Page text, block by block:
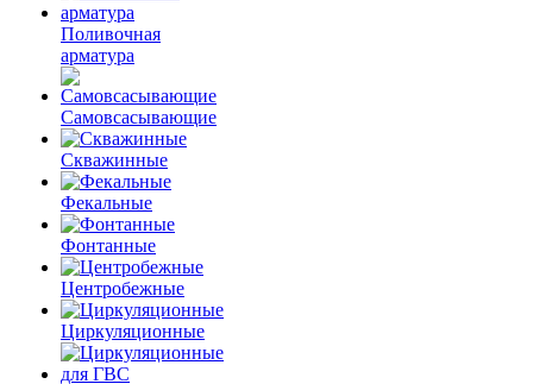
Поливочная
арматура
Самовсасывающие
Скважинные
Фекальные
Фонтанные
Центробежные
Циркуляционные